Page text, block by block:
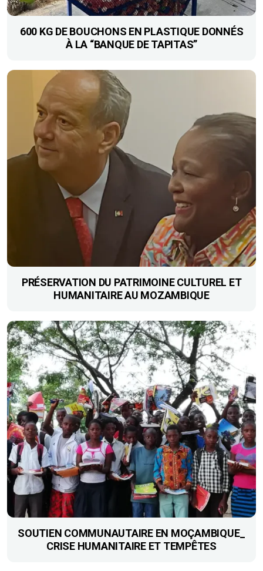
600 KG DE BOUCHONS EN PLASTIQUE DONNÉS
À LA “BANQUE DE TAPITAS”
PRÉSERVATION DU PATRIMOINE CULTUREL ET
HUMANITAIRE AU MOZAMBIQUE
SOUTIEN COMMUNAUTAIRE EN MOÇAMBIQUE_
CRISE HUMANITAIRE ET TEMPÊTES